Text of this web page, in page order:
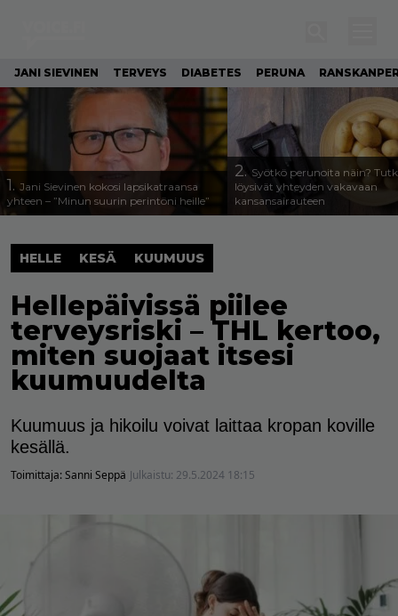
JANI SIEVINEN TERVEYS DIABETES PERUNA
1. Jani Sievinen kokosi lapsikatraansa
yhteen – ”Minun suurin perintöni heille”
2. Syötkö perunoita näin?
löysivät yhteyden vakavaan
kansansairauteen
HELLE KESÄ KUUMUUS
Hellepäivissä piilee
terveysriski – THL kertoo,
miten suojaat itsesi
kuumuudelta
Kuumuus ja hikoilu voivat laittaa kropan koville
kesällä.
Toimittaja:Sanni Seppä Julkaistu: 29.5.2024 18:15